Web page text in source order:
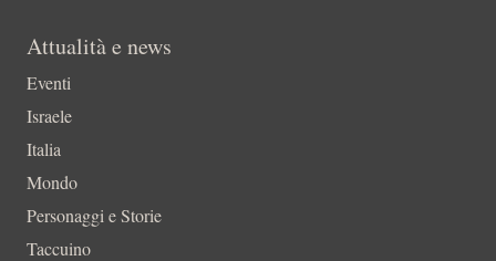
Attualità e news
Eventi
Israele
Italia
Mondo
Personaggi e Storie
Taccuino